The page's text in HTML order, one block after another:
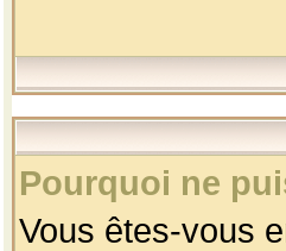
Pourquoi ne
Vous êtes-vous